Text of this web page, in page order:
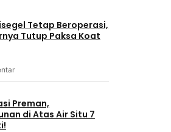
Tetap Beroperasi,
Tutup Paksa Koat
Preman,
di Atas Air Situ 7